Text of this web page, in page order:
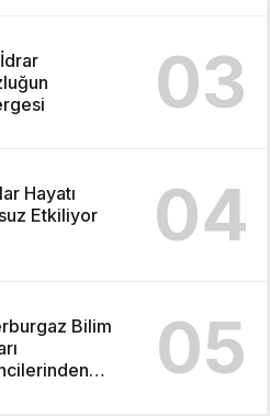
03
Hayatı
Etkiliyor
04
Bilim
05